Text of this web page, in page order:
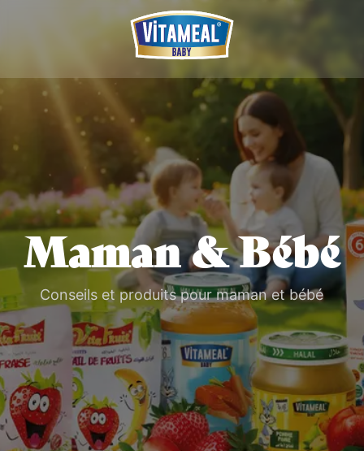
Maman & Bébé
Conseils et produits pour maman et bébé